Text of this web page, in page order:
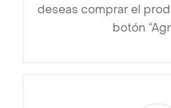
deseas comprar el
botón